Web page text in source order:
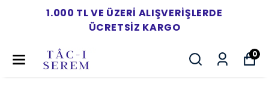
1.000 TL VE ÜZERI ALIŞVERIŞLERDE
ÜCRETSIZ KARGO
0